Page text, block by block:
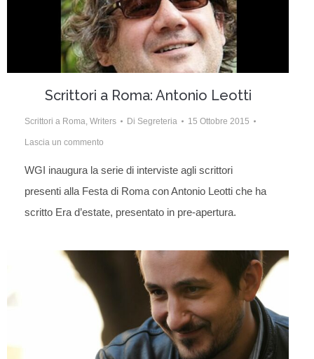
Scrittori a Roma: Antonio Leotti
Scrittori a Roma Writers Di Segreteria 15 Ottobre 2015
Lascia un commento
WGI inaugura la serie di interviste agli scrittori
presenti alla Festa di Roma con Antonio Leotti che ha
scritto Era d’estate, presentato in pre-apertura.